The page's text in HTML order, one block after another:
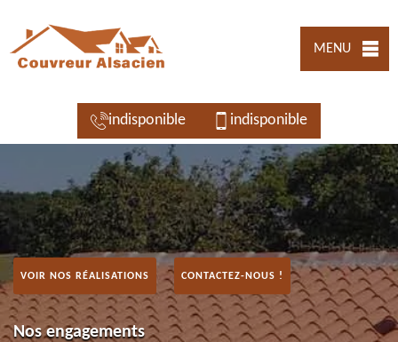
MENU
indisponible indisponible
VOIR NOS RÉALISATIONS CONTACTEZ-NOUS !
Nos engagements